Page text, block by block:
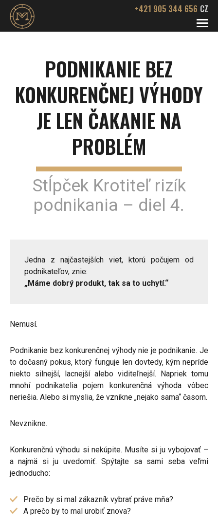
+421 905 344 656 CZ
Podnikateľská pohotovosť
Odkup firiem
Dosadenie vedenia a vlastníkov
Audit podnikateľských rizík
O NÁS
SPOLUPRÁCA
AUTORSKÉ ZDROJE
KONTAKT
PODNIKANIE BEZ
KONKURENČNEJ VÝHODY
JE LEN ČAKANIE NA
PROBLÉM
Stĺpček Krotiteľ rizík
podnikania – diel 4.
Jedna z najčastejších viet, ktorú počujem od
podnikateľov, znie:
„Máme dobrý produkt, tak sa to uchytí.“
Nemusí.
Podnikanie bez konkurenčnej výhody nie je podnikanie. Je
to dočasný pokus, ktorý funguje len dovtedy, kým nepríde
niekto silnejší, lacnejší alebo viditeľnejší. Napriek tomu
mnohí podnikatelia pojem konkurenčná výhoda vôbec
neriešia. Alebo si myslia, že vznikne „nejako sama“ časom.
Nevznikne.
Konkurenčnú výhodu si nekúpite. Musíte si ju vybojovať –
a najmä si ju uvedomiť. Spýtajte sa sami seba veľmi
jednoducho:
Prečo by si mal zákazník vybrať práve mňa?
A prečo by to mal urobiť znova?